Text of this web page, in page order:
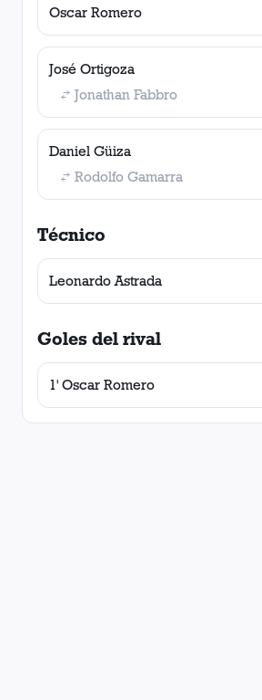
Oscar Romero
José Ortigoza
Jonathan Fabbro
Daniel Güiza
Rodolfo Gamarra
Técnico
Leonardo Astrada
Goles del rival
1' Oscar Romero